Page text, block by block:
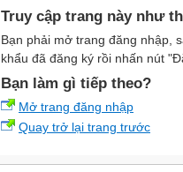
Truy cập trang này như
Bạn phải mở trang đăng nhập,
khẩu đã đăng ký rồi nhấn nút
Bạn làm gì tiếp theo?
Mở trang đăng nhập
Quay trở lại trang trước